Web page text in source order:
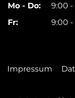
Mo - Do:
9:00 -
Fr:
9:00 -
Impressum